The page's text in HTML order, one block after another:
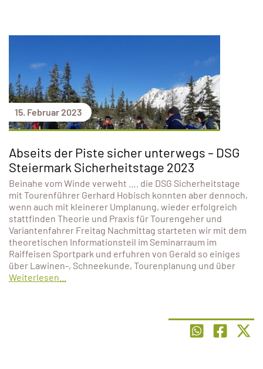
15. Februar 2023
Abseits der Piste sicher unterwegs – DSG
Steiermark Sicherheitstage 2023
Beinahe vom Winde verweht …. die DSG Sicherheitstage
mit Tourenführer Gerhard Hobisch konnten aber dennoch,
wenn auch mit kleinerer Umplanung, wieder erfolgreich
stattfinden Theorie und Praxis für Tourengeher und
Variantenfahrer Freitag Nachmittag starteten wir mit dem
theoretischen Informationsteil im Seminarraum im
Raiffeisen Sportpark und erfuhren von Gerald so einiges
über Lawinen-, Schneekunde, Tourenplanung und über
Weiterlesen...